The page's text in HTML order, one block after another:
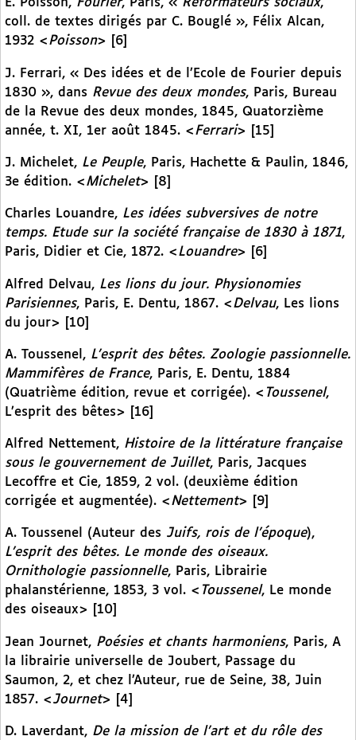
E. Poisson, Fourier, Paris, « Réformateurs sociaux,
coll. de textes dirigés par C. Bouglé », Félix Alcan,
1932 <Poisson> [6]
J. Ferrari, « Des idées et de l’Ecole de Fourier depuis
1830 », dans Revue des deux mondes, Paris, Bureau
de la Revue des deux mondes, 1845, Quatorzième
année, t. XI, 1er août 1845. <Ferrari> [15]
J. Michelet, Le Peuple, Paris, Hachette & Paulin, 1846,
3e édition. <Michelet> [8]
Charles Louandre, Les idées subversives de notre
temps. Etude sur la société française de 1830 à 1871,
Paris, Didier et Cie, 1872. <Louandre> [6]
Alfred Delvau, Les lions du jour. Physionomies
Parisiennes, Paris, E. Dentu, 1867. <Delvau, Les lions
du jour> [10]
A. Toussenel, L’esprit des bêtes. Zoologie passionnelle.
Mammifères de France, Paris, E. Dentu, 1884
(Quatrième édition, revue et corrigée). < Toussenel,
L’esprit des bêtes> [16]
Alfred Nettement, Histoire de la littérature française
sous le gouvernement de Juillet, Paris, Jacques
Lecoffre et Cie, 1859, 2 vol. (deuxième édition
corrigée et augmentée). <Nettement> [9]
A. Toussenel (Auteur des Juifs, rois de l’époque),
L’esprit des bêtes. Le monde des oiseaux.
Ornithologie passionnelle, Paris, Librairie
phalanstérienne, 1853, 3 vol. < Toussenel, Le monde
des oiseaux> [10]
Jean Journet, Poésies et chants harmoniens, Paris, A
la librairie universelle de Joubert, Passage du
Saumon, 2, et chez l’Auteur, rue de Seine, 38, Juin
1857. <Journet> [4]
D. Laverdant, De la mission de l’art et du rôle des